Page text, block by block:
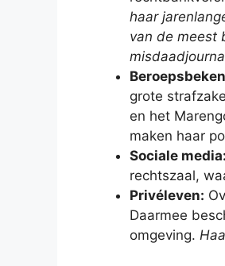
haar
van de meest
grote
en het
maken haar
Sociale media:
rechtszaal,
Privéleven:
Daarmee
omgeving.